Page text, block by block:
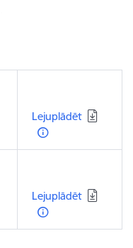
Lejuplādēt
Lejuplādēt